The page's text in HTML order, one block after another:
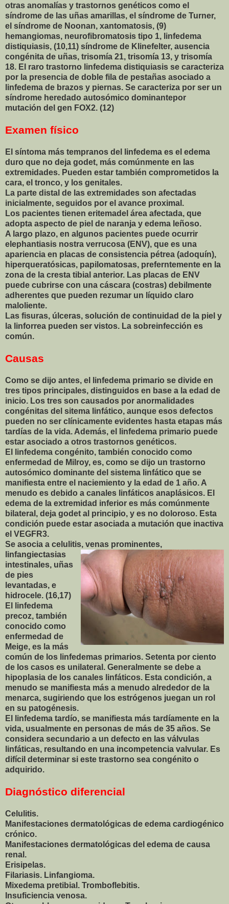
otras anomalías y trastornos genéticos como el
síndrome de las uñas amarillas, el síndrome de Turner,
el síndrome de Noonan, xantomatosis, (9)
hemangiomas, neurofibromatosis tipo 1, linfedema
distiquiasis, (10,11) síndrome de Klinefelter, ausencia
congénita de uñas, trisomía 21, trisomía 13, y trisomía
18. El raro trastorno linfedema distiquiasis se caracteriza
por la presencia de doble fila de pestañas asociado a
linfedema de brazos y piernas. Se caracteriza por ser un
síndrome heredado autosómico dominantepor
mutación del gen FOX2. (12)
Examen físico
El síntoma más tempranos del linfedema es el edema
duro que no deja godet, más comúnmente en las
extremidades. Pueden estar también comprometidos la
cara, el tronco, y los genitales.
La parte distal de las extremidades son afectadas
inicialmente, seguidos por el avance proximal.
Los pacientes tienen eritemadel área afectada, que
adopta aspecto de piel de naranja y edema leñoso.
A largo plazo, en algunos pacientes puede ocurrir
elephantiasis nostra verrucosa (ENV), que es una
apariencia en placas de consistencia pétrea (adoquín),
hiperqueratósicas, papilomatosas, preferntemente en la
zona de la cresta tibial anterior. Las placas de ENV
puede cubrirse con una cáscara (costras) debilmente
adherentes que pueden rezumar un líquido claro
maloliente.
Las fisuras, úlceras, solución de continuidad de la piel y
la linforrea pueden ser vistos. La sobreinfección es
común.
Causas
Como se dijo antes, el linfedema primario se divide en
tres tipos principales, distinguidos en base a la edad de
inicio. Los tres son causados por anormalidades
congénitas del sitema linfático, aunque esos defectos
pueden no ser clínicamente evidentes hasta etapas más
tardías de la vida. Además, el linfedema primario puede
estar asociado a otros trastornos genéticos.
El linfedema congénito, también conocido como
enfermedad de Milroy, es, como se dijo un trastorno
autosómico dominante del sistema linfático que se
manifiesta entre el naciemiento y la edad de 1 año. A
menudo es debido a canales linfáticos anaplásicos. El
edema de la extremidad inferior es más comúnmente
bilateral, deja godet al principio, y es no doloroso. Esta
condición puede estar asociada a mutación que inactiva
el VEGFR3.
Se asocia a celulitis, venas prominentes,
linfangiectasias
intestinales, uñas
de pies
levantadas, e
hidrocele. (16,17)
El linfedema
precoz, también
conocido como
enfermedad de
Meige, es la más
común de los linfedemas primarios. Setenta por ciento
de los casos es unilateral. Generalmente se debe a
hipoplasia de los canales linfáticos. Esta condición, a
menudo se manifiesta más a menudo alrededor de la
menarca, sugiriendo que los estrógenos juegan un rol
en su patogénesis.
El linfedema tardío, se manifiesta más tardíamente en la
vida, usualmente en personas de más de 35 años. Se
considera secundario a un defecto en las válvulas
linfáticas, resultando en una incompetencia valvular. Es
difícil determinar si este trastorno sea congénito o
adquirido.
Diagnóstico diferencial
Celulitis.
Manifestaciones dermatológicas de edema cardiogénico
crónico.
Manifestaciones dermatológicas del edema de causa
renal.
Erisipelas.
Filariasis. Linfangioma.
Mixedema pretibial. Tromboflebitis.
Insuficiencia venosa.